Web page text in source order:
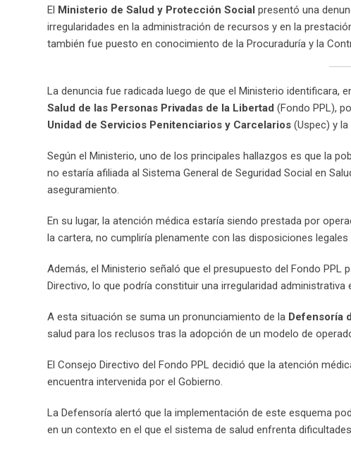
El Ministerio de Salud y Protección Social presentó una
irregularidades en la administración de recursos y en la
también fue puesto en conocimiento de la Procuraduría y la
La denuncia fue radicada luego de que el Ministerio identificara,
Salud de las Personas Privadas de la Libertad (Fondo PPL),
Unidad de Servicios Penitenciarios y Carcelarios (Uspec) y la
Según el Ministerio, uno de los principales hallazgos es que la
no estaría afiliada al Sistema General de Seguridad Social en
aseguramiento.
En su lugar, la atención médica estaría siendo prestada por
la cartera, no cumpliría plenamente con las disposiciones
Además, el Ministerio señaló que el presupuesto del Fondo PPL
Directivo, lo que podría constituir una irregularidad
A esta situación se suma un pronunciamiento de la Defensoría
salud para los reclusos tras la adopción de un modelo de
El Consejo Directivo del Fondo PPL decidió que la atención
encuentra intervenida por el Gobierno.
La Defensoría alertó que la implementación de este esquema
en un contexto en el que el sistema de salud enfrenta